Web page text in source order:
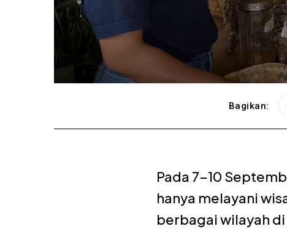
Bagikan:
Pada 7-10
hanya melayani
berbagai wilayah di